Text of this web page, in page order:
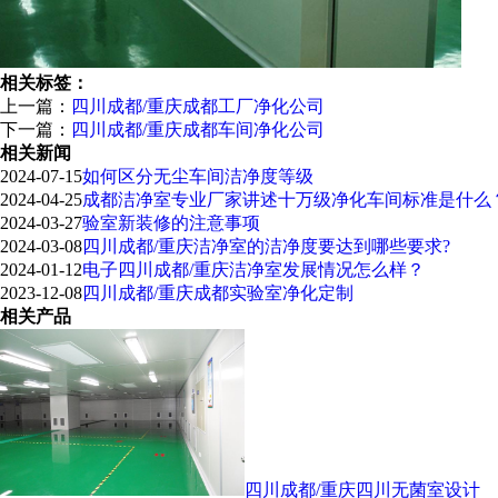
相关标签：
上一篇： 四川成都/重庆成都工厂净化公司
下一篇： 四川成都/重庆成都车间净化公司
相关新闻
2024-07-15如何区分无尘车间洁净度等级
2024-04-25成都洁净室专业厂家讲述十万级净化车间标准是什么
2024-03-27验室新装修的注意事项
2024-03-08四川成都/重庆洁净室的洁净度要达到哪些要求?
2024-01-12电子四川成都/重庆洁净室发展情况怎么样？
2023-12-08四川成都/重庆成都实验室净化定制
相关产品
四川成都/重庆四川无菌室设计